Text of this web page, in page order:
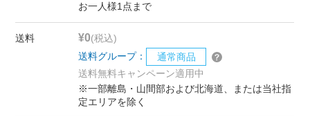
お一人様1点まで
送料 ¥0(税込)
送料グループ：
通常商品
送料無料キャンペーン適用中
※一部離島・山間部および北海道、または当社指
定エリアを除く